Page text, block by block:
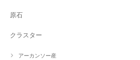
原石
クラスター
アーカンソー産